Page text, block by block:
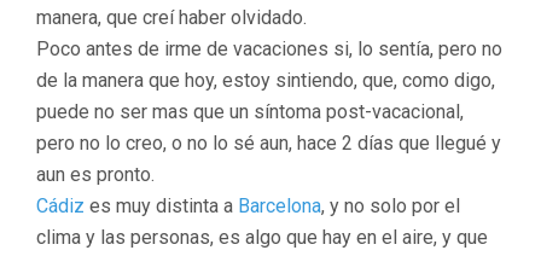
manera, que creí haber olvidado.
Poco antes de irme de vacaciones si, lo sentía, pero no
de la manera que hoy, estoy sintiendo, que, como digo,
puede no ser mas que un síntoma post-vacacional,
pero no lo creo, o no lo sé aun, hace 2 días que llegué y
aun es pronto.
Cádiz es muy distinta a Barcelona, y no solo por el
clima y las personas, es algo que hay en el aire, y que